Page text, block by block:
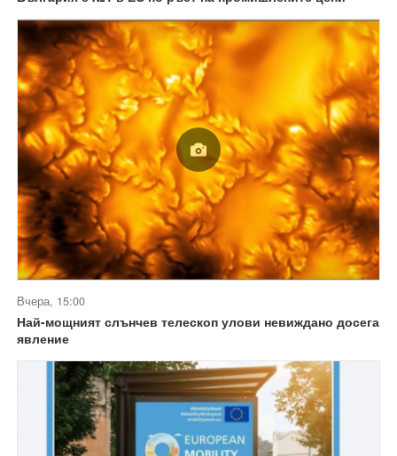
Вчера, 15:00
Най-мощният слънчев телескоп улови невиждано досега
явление